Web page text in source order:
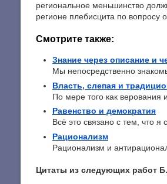
региональное меньшинство
регионе плебисцита по вопросу
Смотрите также:
Знание через описание и
Мы непосредственно
Власть, слепая и
По мере того как верования
Равенство и демократия
Всё это связано с тем, что
Рационализм
Рационализм и
Цитаты из следующих работ